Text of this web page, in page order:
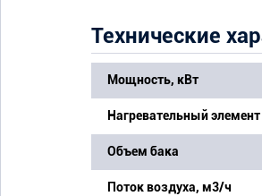
Технические
Мощность, кВт
Нагревательный элемент
Объем бака
Поток воздуха, м3/ч